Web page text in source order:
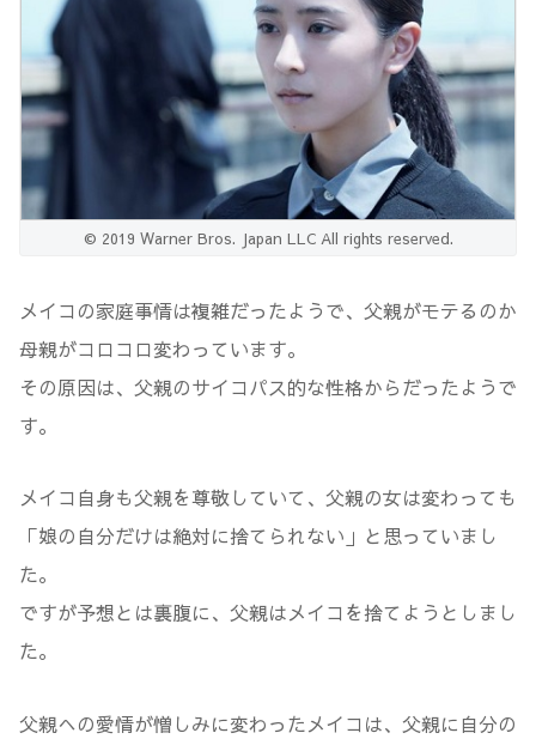
© 2019 Warner Bros. Japan LLC All rights reserved.
メイコの家庭事情は複雑だったようで、父親がモテるのか
母親がコロコロ変わっています。
その原因は、父親のサイコパス的な性格からだったようで
す。
メイコ自身も父親を尊敬していて、父親の女は変わっても
「娘の自分だけは絶対に捨てられない」と思っていまし
た。
ですが予想とは裏腹に、父親はメイコを捨てようとしまし
た。
父親への愛情が憎しみに変わったメイコは、父親に自分の